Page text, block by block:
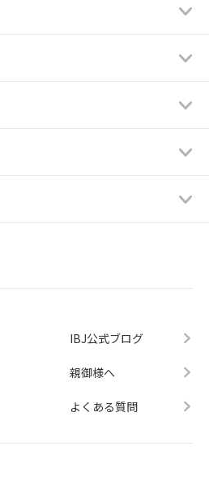
IBJ公式ブログ
親御様へ
よくある質問